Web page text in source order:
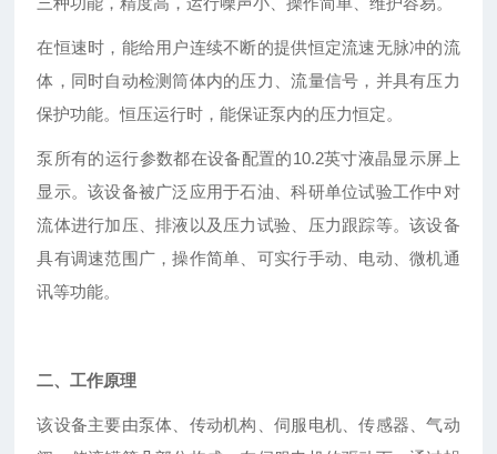
在恒速时，能给用户连续不断的提供恒定流速无脉冲的流
体，同时自动检测筒体内的压力、流量信号，并具有压力
保护功能。恒压运行时，能保证泵内的压力恒定。
泵所有的运行参数都在设备配置的10.2英寸液晶显示屏上
显示。该设备被广泛应用于石油、科研单位试验工作中对
流体进行加压、排液以及压力试验、压力跟踪等。该设备
具有调速范围广，操作简单、可实行手动、电动、微机通
讯等功能。
二、工作原理
该设备主要由泵体、传动机构、伺服电机、传感器、气动